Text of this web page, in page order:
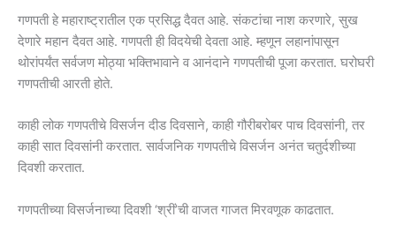
गणपती हे महाराष्ट्रातील एक प्रसिद्ध दैवत आहे. संकटांचा नाश करणारे, सुख
देणारे महान दैवत आहे. गणपती ही विदयेची देवता आहे. म्हणून लहानांपासून
थोरांपर्यंत सर्वजण मोठ्या भक्तिभावाने व आनंदाने गणपतीची पूजा करतात. घरोघरी
गणपतीची आरती होते.
काही लोक गणपतीचे विसर्जन दीड दिवसाने, काही गौरीबरोबर पाच दिवसांनी, तर
काही सात दिवसांनी करतात. सार्वजनिक गणपतीचे विसर्जन अनंत चतुर्दशीच्या
दिवशी करतात.
गणपतीच्या विसर्जनाच्या दिवशी ‘श्रीं’ची वाजत गाजत मिरवणूक काढतात.